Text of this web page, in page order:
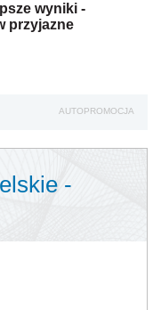
wyniki -
przyjazne
AUTOPROMOCJA
-